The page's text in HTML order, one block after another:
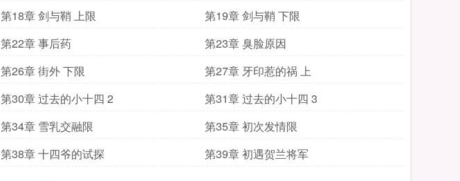
第18章 剑与鞘 上限
第19章 剑与鞘 下限
第22章 事后药
第23章 臭脸原因
第26章 街外 下限
第27章 牙印惹的祸 上
第30章 过去的小十四 2
第31章 过去的小十四 3
第34章 雪乳交融限
第35章 初次发情限
第38章 十四爷的试探 第39章 初遇贺兰将军